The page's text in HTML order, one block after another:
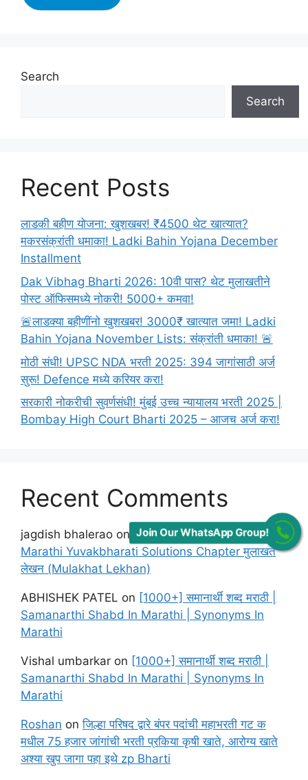
जिल्हा
Information
Marathi
2024
Search
Search
Recent Posts
लाडकी बहीण योजना: खुशखबर! ₹4500 थेट खात्यात?
मकरसंक्रांती धमाका! Ladki Bahin Yojana December
Installment
Dak Vibhag Bharti 2026: 10वी पास? थेट मुलाखतीने
पोस्ट ऑफिसमध्ये नोकरी! 5000+ कमवा!
🚨लाडक्या बहीणींनो खुशखबर! 3000₹ खात्यात जमा! Ladki
Bahin Yojana November Lists: संक्रांती धमाका! 🚨
मोठी संधी! UPSC NDA भरती 2025: 394 जागांसाठी अर्ज
सुरू! Defence मध्ये करियर करा!
सरकारी नोकरीची सुवर्णसंधी! मुंबई उच्च न्यायालय भरती 2025 |
Bombay High Court Bharti 2025 – आजच अर्ज करा!
Recent Comments
jagdish bhalerao on Maharashtra Board class 12
Marathi Yuvakbharati Solutions Chapter मुलाखत
लेखन (Mulakhat Lekhan)
ABHISHEK PATEL on [1000+] समानार्थी शब्द मराठी |
Samanarthi Shabd In Marathi | Synonyms In
Marathi
Vishal umbarkar on [1000+] समानार्थी शब्द मराठी |
Samanarthi Shabd In Marathi | Synonyms In
Marathi
Roshan onजिल्हा परिषद द्वारे बंपर पदांची महाभरती गट क
मधील 75 हजार जांगांची भरती प्रकिया कृषी खाते, आरोग्य खाते
अश्या खुप जागा पहा इथे zp Bharti
Join Our WhatsApp Group!